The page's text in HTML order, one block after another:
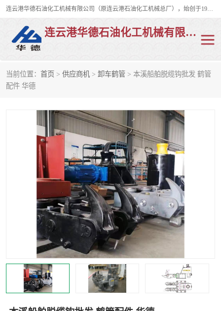
连云港华德石油化工机械有限公司（原连云港石油化工机械总厂），始创于1982年，是从事码头船用流体装卸臂、陆用流体装卸臂（鹤管）、活动梯、钢构平台、定量装车系统等全系列流体装卸设备的设计、制造、销售以及服务的专业供应商。
连云港华德石油化工机械有限公司
当前位置： 首页 > 供应商机 > 卸车鹤管 > 本溪船舶脱缆钩批发 鹤管
配件 华德
陆用流体装卸臂
液氨鹤管 液氯鹤管
LNG鹤管 活动梯
平台栈桥 卸车鹤管
装车鹤管 输油臂
紧急脱离干式接头 火车鹤管
汽车鹤管 顶部鹤管
底部鹤管 低温鹤管
浮动出油装置 鹤管